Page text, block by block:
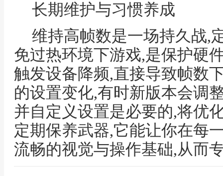
长期维护与习惯养成
维持高帧数是一场持久战,
免过热环境下游戏,是保护硬
触发设备降频,直接导致帧数
的设置变化,有时新版本会调
并自定义设置是必要的,将优
定期保养武器,它能让你在每
流畅的视觉与操作基础,从而